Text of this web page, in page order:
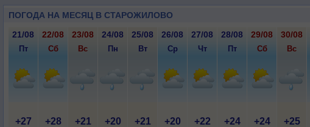
ПОГОДА НА МЕСЯЦ В СТАРОЖИЛОВО
21/08 22/08 23/08 24/08 25/08 26/08 27/08 28/08 29/08 30/08
Пт Сб Вс Пн Вт Ср Чт Пт Сб Вс
+27 +28 +21 +20 +21 +20 +22 +24 +24 +25